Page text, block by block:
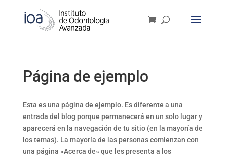
Página de ejemplo
Esta es una página de ejemplo. Es diferente a una
entrada del blog porque permanecerá en un solo lugar y
aparecerá en la navegación de tu sitio (en la mayoría de
los temas). La mayoría de las personas comienzan con
una página «Acerca de» que les presenta a los